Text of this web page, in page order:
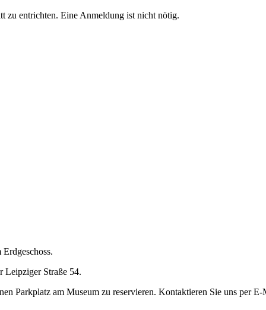
zu entrichten. Eine Anmeldung ist nicht nötig.
Leipziger Straße 54.
Parkplatz am Museum zu reservieren. Kontaktieren Sie uns per